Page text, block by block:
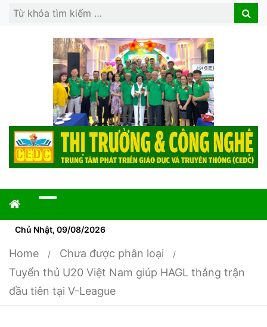
Search
Search
Chủ Nhật, 09/08/2026
Home
Chưa được phân loại
Tuyển thủ U20 Việt Nam giúp HAGL thắng trận
đầu tiên tại V-League